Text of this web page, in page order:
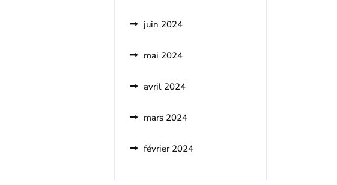
juin 2024
mai 2024
avril 2024
mars 2024
février 2024